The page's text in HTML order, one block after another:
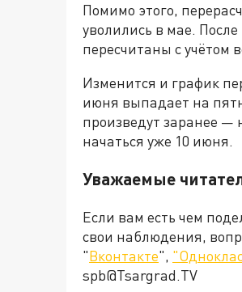
Помимо этого,
уволились в мае.
пересчитаны с учётом
Изменится и график
июня выпадает на
произведут заранее —
начаться уже 10 июня.
Уважаемые
Если вам есть чем
свои наблюдения,
"Вконтакте",
spb@Tsargrad.TV